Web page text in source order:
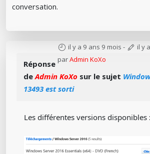
conversation.
il y a 9 ans 9 mois - il y
parAdmin KoXo
Réponse
deAdmin KoXo sur le sujet
13493 est sorti
Les différentes versions disponibles :